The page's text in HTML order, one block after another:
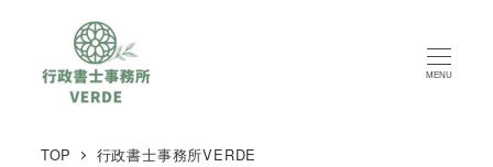
MENU
TOP 行政書士事務所VERDE